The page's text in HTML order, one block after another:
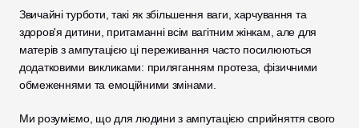
Звичайні турботи, такі як збільшення ваги, харчування та
здоров'я дитини, притаманні всім вагітним жінкам, але для
матерів з ампутацією ці переживання часто посилюються
додатковими викликами: приляганням протеза, фізичними
обмеженнями та емоційними змінами.
Ми розуміємо, що для людини з ампутацією сприйняття свого